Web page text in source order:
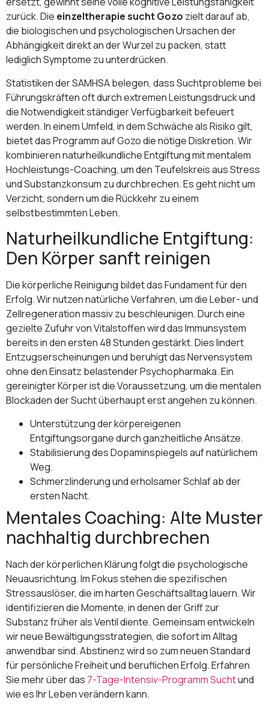
zurück. Die einzeltherapie sucht Gozo zielt darauf ab,
die biologischen und psychologischen Ursachen der
Abhängigkeit direkt an der Wurzel zu packen, statt
lediglich Symptome zu unterdrücken.
Statistiken der SAMHSA belegen, dass Suchtprobleme bei
Führungskräften oft durch extremen Leistungsdruck und
die Notwendigkeit ständiger Verfügbarkeit befeuert
werden. In einem Umfeld, in dem Schwäche als Risiko gilt,
bietet das Programm auf Gozo die nötige Diskretion. Wir
kombinieren naturheilkundliche Entgiftung mit mentalem
Hochleistungs-Coaching, um den Teufelskreis aus Stress
und Substanzkonsum zu durchbrechen. Es geht nicht um
Verzicht, sondern um die Rückkehr zu einem
selbstbestimmten Leben.
Naturheilkundliche Entgiftung:
Den Körper sanft reinigen
Die körperliche Reinigung bildet das Fundament für den
Erfolg. Wir nutzen natürliche Verfahren, um die Leber- und
Zellregeneration massiv zu beschleunigen. Durch eine
gezielte Zufuhr von Vitalstoffen wird das Immunsystem
bereits in den ersten 48 Stunden gestärkt. Dies lindert
Entzugserscheinungen und beruhigt das Nervensystem
ohne den Einsatz belastender Psychopharmaka. Ein
gereinigter Körper ist die Voraussetzung, um die mentalen
Blockaden der Sucht überhaupt erst angehen zu können.
Unterstützung der körpereigenen
Entgiftungsorgane durch ganzheitliche Ansätze.
Stabilisierung des Dopaminspiegels auf natürlichem
Weg.
Schmerzlinderung und erholsamer Schlaf ab der
ersten Nacht.
Mentales Coaching: Alte Muster
nachhaltig durchbrechen
Nach der körperlichen Klärung folgt die psychologische
Neuausrichtung. Im Fokus stehen die spezifischen
Stressauslöser, die im harten Geschäftsalltag lauern. Wir
identifizieren die Momente, in denen der Griff zur
Substanz früher als Ventil diente. Gemeinsam entwickeln
wir neue Bewältigungsstrategien, die sofort im Alltag
anwendbar sind. Abstinenz wird so zum neuen Standard
für persönliche Freiheit und beruflichen Erfolg. Erfahren
Sie mehr über das 7-Tage-Intensiv-Programm Suchtund
wie es Ihr Leben verändern kann.